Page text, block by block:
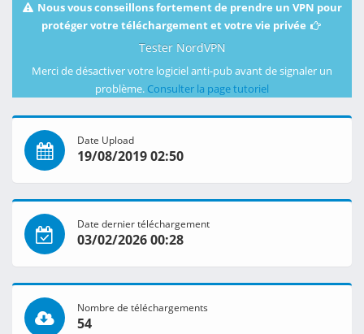
Nous vous conseillons fortement de prendre un VPN pour
protéger votre téléchargement et votre vie privée
Tester NordVPN
Merci de désactiver votre logiciel anti-pub avant de signaler un
problème. Consulter la page tutoriel
Date Upload
19/08/2019 02:50
Date dernier téléchargement
03/02/2026 00:28
Nombre de téléchargements
54